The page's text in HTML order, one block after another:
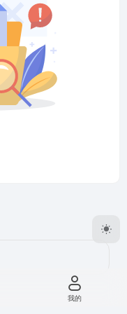
我的